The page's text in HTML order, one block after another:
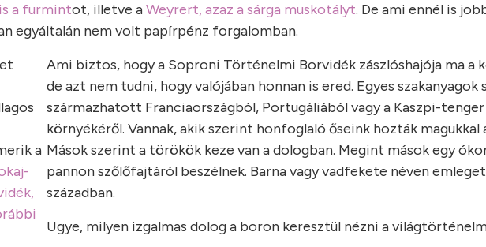
a furmintot, illetve aWeyrert, azaz a sárga muskotályt. De ami ennél is
egyáltalán nem volt papírpénz forgalomban.
a
Ami biztos, hogy a Soproni Történelmi Borvidék zászlóshajója ma a
de azt nem tudni, hogy valójában honnan is ered. Egyes szakanyagok
származhatott Franciaországból, Portugáliából vagy a Kaszpi-tenger
környékéről. Vannak, akik szerint honfoglaló őseink hozták magukkal
Mások szerint a törökök keze van a dologban. Megint mások egy
pannon szőlőfajtáról beszélnek. Barna vagy vadfekete néven
században.
Ugye, milyen izgalmas dolog a boron keresztül nézni a